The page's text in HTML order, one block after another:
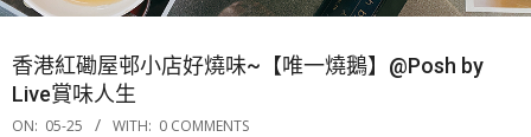
香港紅磡屋邨小店好燒味~【唯一燒鵝】@Posh by
Live賞味人生
ON: 05-25 WITH: 0 COMMENTS